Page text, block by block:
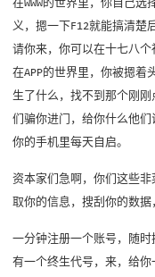
义，摁一下F12就能搞清楚
请你来，你可以在十七八个
在APP的世界里，你被摁着
生了什么，找不到那个刚
们骗你进门，给你什么他
你的手机里每天自启。
资本家们急啊，你们这些
取你的信息，搜刮你的数据
一分钟注册一个账号，随
有一个终生代号，来，给